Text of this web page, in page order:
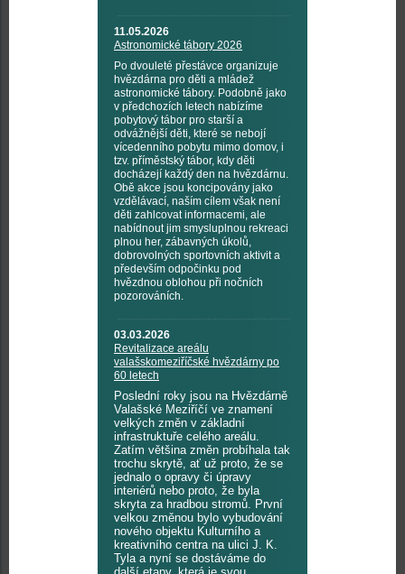
11.05.2026
Astronomické tábory 2026
Po dvouleté přestávce organizuje
hvězdárna pro děti a mládež
astronomické tábory. Podobně jako
v předchozích letech nabízíme
pobytový tábor pro starší a
odvážnější děti, které se nebojí
vícedenního pobytu mimo domov, i
tzv. příměstský tábor, kdy děti
docházejí každý den na hvězdárnu.
Obě akce jsou koncipovány jako
vzdělávací, naším cílem však není
děti zahlcovat informacemi, ale
nabídnout jim smysluplnou rekreaci
plnou her, zábavných úkolů,
dobrovolných sportovních aktivit a
především odpočinku pod
hvězdnou oblohou při nočních
pozorováních.
03.03.2026
Revitalizace areálu
valašskomeziříčské hvězdárny po
60 letech
Poslední roky jsou na Hvězdárně
Valašské Meziříčí ve znamení
velkých změn v základní
infrastruktuře celého areálu.
Zatím většina změn probíhala tak
trochu skrytě, ať už proto, že se
jednalo o opravy či úpravy
interiérů nebo proto, že byla
skryta za hradbou stromů. První
velkou změnou bylo vybudování
nového objektu Kulturního a
kreativního centra na ulici J. K.
Tyla a nyní se dostáváme do